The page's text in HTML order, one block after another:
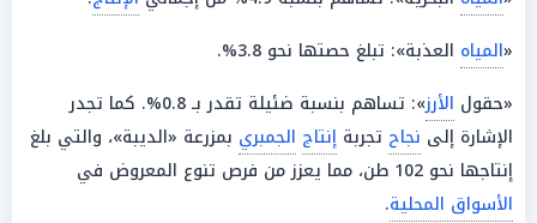
«المياه العذبة»: تبلغ حصتها نحو 3.8%.
«حقول الأرز
»: تساهم بنسبة ضئيلة تقدر بـ 0.8%. كما تجدر
الإشارة إلى نجاح تجربة إنتاج الجمبري بمزرعة «الديبة»، والتي بلغ
إنتاجها نحو 102 طن، مما يعزز من فرص تنوع المعروض في
الأسواق المحلية.